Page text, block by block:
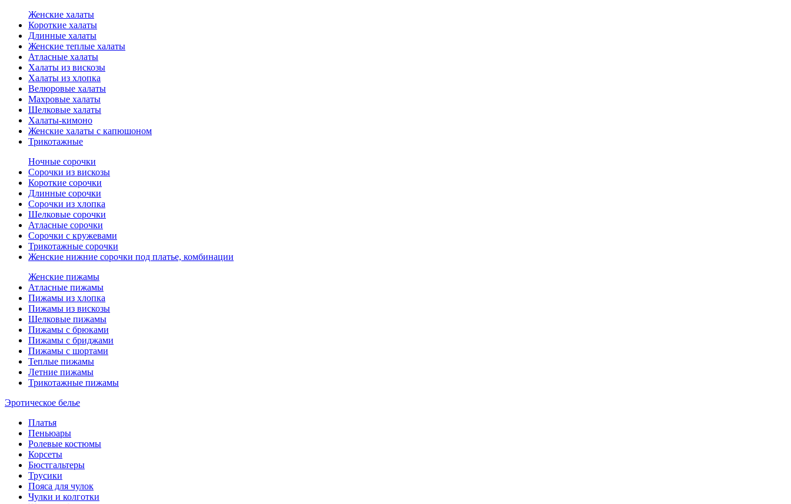
Женские халаты
Короткие халаты
Длинные халаты
Женские теплые халаты
Атласные халаты
Халаты из вискозы
Халаты из хлопка
Велюровые халаты
Махровые халаты
Шелковые халаты
Халаты-кимоно
Женские халаты с капюшоном
Трикотажные
Ночные сорочки
Сорочки из вискозы
Короткие сорочки
Длинные сорочки
Сорочки из хлопка
Шелковые сорочки
Атласные сорочки
Сорочки с кружевами
Трикотажные сорочки
Женские нижние сорочки под платье, комбинации
Женские пижамы
Атласные пижамы
Пижамы из хлопка
Пижамы из вискозы
Шелковые пижамы
Пижамы с брюками
Пижамы с бриджами
Пижамы с шортами
Теплые пижамы
Летние пижамы
Трикотажные пижамы
Эротическое белье
Платья
Пеньюары
Ролевые костюмы
Корсеты
Бюстгальтеры
Трусики
Пояса для чулок
Чулки и колготки